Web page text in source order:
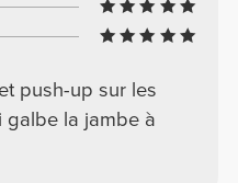
push-up sur les
galbe la jambe à